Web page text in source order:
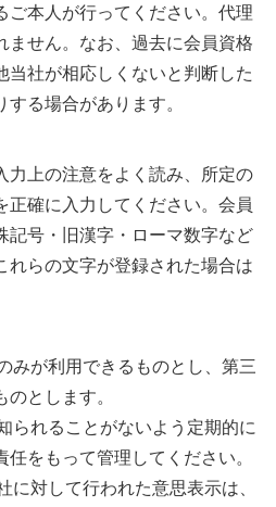
ご本人が行ってください。代理
ません。なお、過去に会員資格
当社が相応しくないと判断した
る場合があります。
力上の注意をよく読み、所定の
正確に入力してください。会員
記号・旧漢字・ローマ数字など
れらの文字が登録された場合は
みが利用できるものとし、第三
とします。
られることがないよう定期的に
をもって管理してください。
に対して行われた意思表示は、